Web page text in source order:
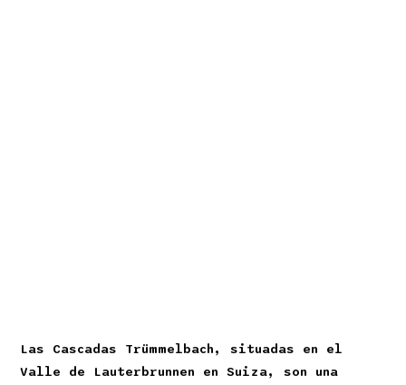
Las Cascadas Trümmelbach, situadas en el
Valle de Lauterbrunnen en Suiza, son una